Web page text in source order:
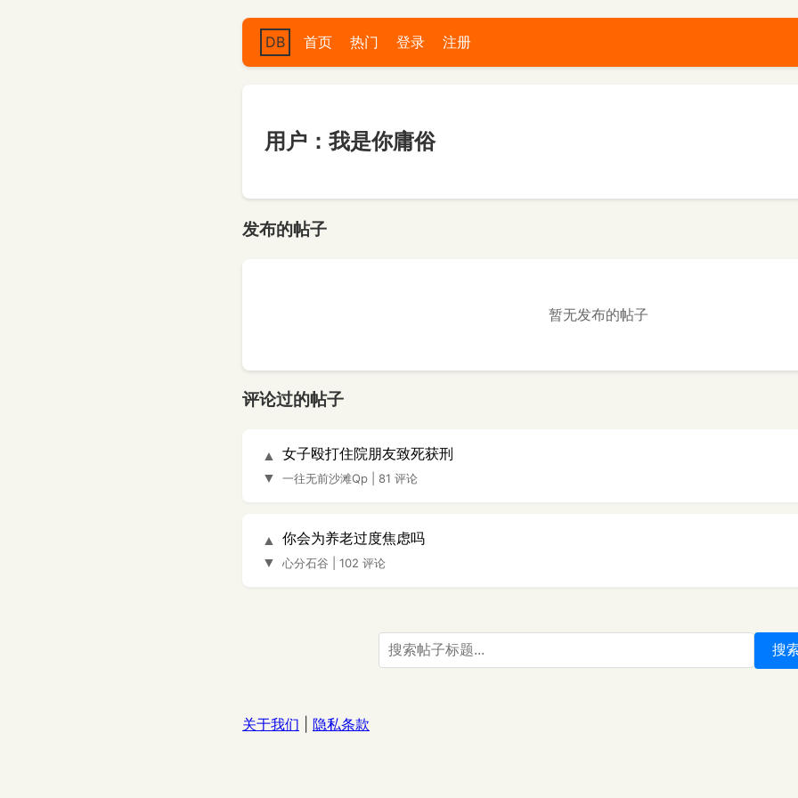
DB 首页 热门 登录 注册
用户：我是你庸俗
发布的帖子
暂无发布的帖子
评论过的帖子
▲
▼
女子殴打住院朋友致死获刑
一往无前沙滩Qp 81 评论
▲
▼
你会为养老过度焦虑吗
心分石谷 102 评论
搜
关于我们 隐私条款